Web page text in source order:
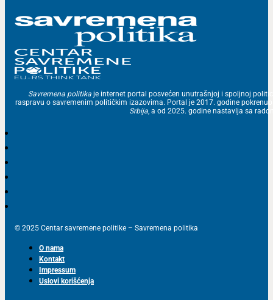
Savremena politika je internet portal posvećen unutrašnjoj i spoljnoj
raspravu o savremenim političkim izazovima. Portal je 2017. godine
Srbija , a od 2025. godine nastavlja sa
© 2025 Centar savremene politike – Savremena politika
O nama
Kontakt
Impressum
Uslovi korišćenja